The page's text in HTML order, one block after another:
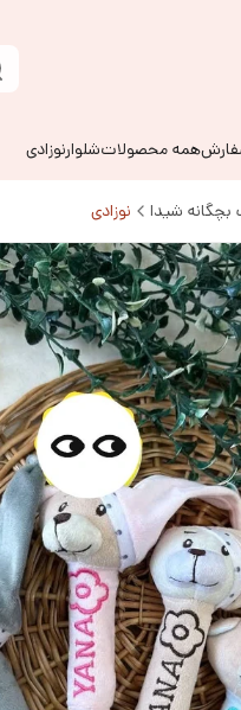
همه محصولاتشلوارنوزادی
شیدا نوزادی